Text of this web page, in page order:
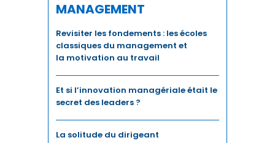
MANAGEMENT
Revisiter les fondements : les écoles
classiques du management et
la motivation au travail
Et si l’innovation managériale était le
secret des leaders ?
La solitude du dirigeant